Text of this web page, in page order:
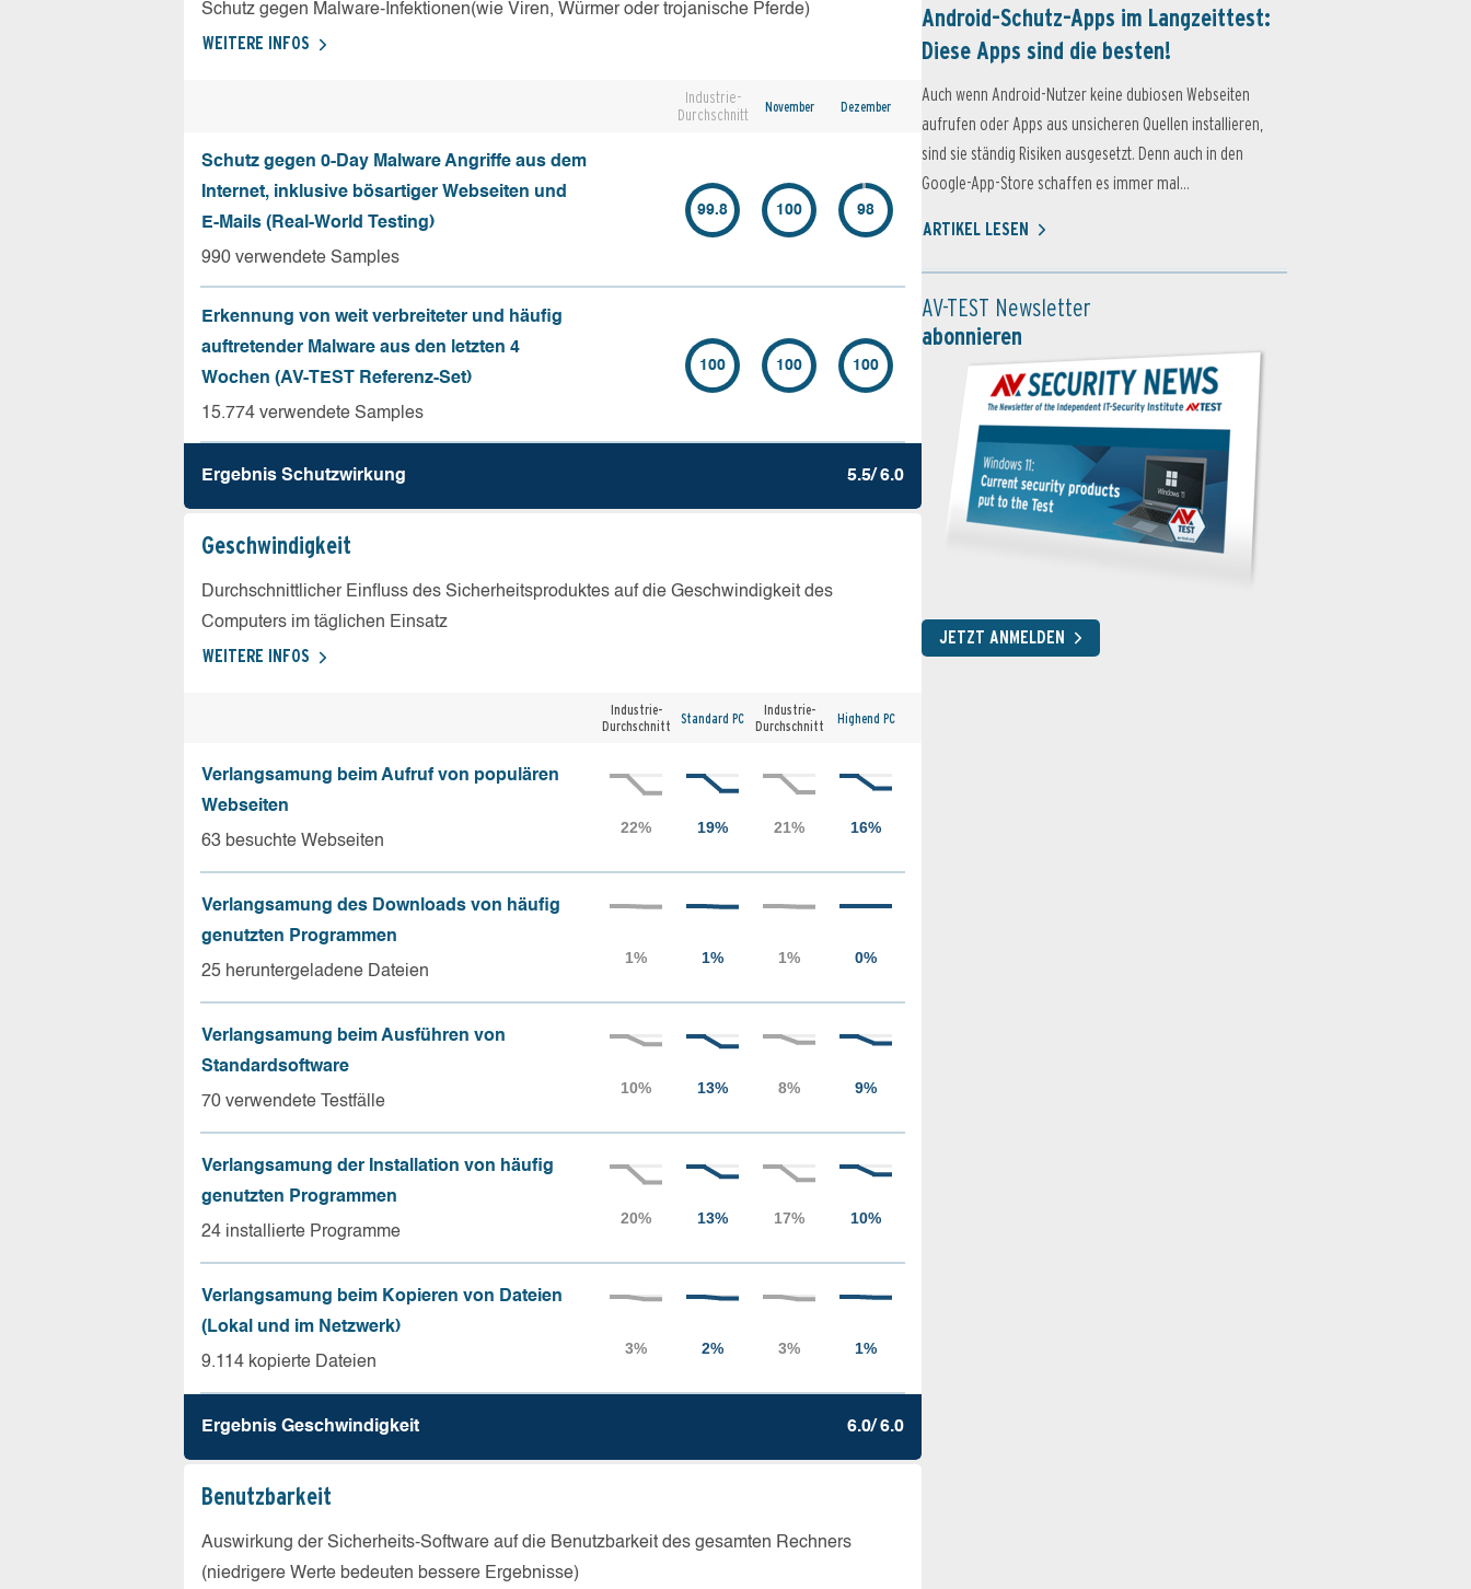
Schutz gegen Malware-Infektionen(wie Viren, Würmer oder trojanische Pferde)
WEITERE INFOS
Industrie-
Durchschnitt
November Dezember
Schutz gegen 0-Day Malware Angriffe aus dem
Internet, inklusive bösartiger Webseiten und
E-Mails (Real-World Testing)
990 verwendete Samples
99.8 100 98
Erkennung von weit verbreiteter und häufig
auftretender Malware aus den letzten 4
Wochen (AV-TEST Referenz-Set)
15.774 verwendete Samples
100 100 100
Ergebnis Schutz­wirkung 5.5/ 6.0
Geschw­indigkeit
Durchschnittlicher Einfluss des Sicherheitsproduktes auf die Geschwindigkeit des
Computers im täglichen Einsatz
WEITERE INFOS
Industrie-
Durchschnitt
Standard PC
Industrie-
Durchschnitt
Highend PC
Verlangsamung beim Aufruf von populären
Webseiten
63 besuchte Webseiten
Verlangsamung des Downloads von häufig
genutzten Programmen
25 heruntergeladene Dateien
Verlangsamung beim Ausführen von
Standardsoftware
70 verwendete Testfälle
Verlangsamung der Installation von häufig
genutzten Programmen
24 installierte Programme
Verlangsamung beim Kopieren von Dateien
(Lokal und im Netzwerk)
9.114 kopierte Dateien
Ergebnis Geschw­indigkeit 6.0/ 6.0
Benutz­barkeit
Auswirkung der Sicherheits-Software auf die Benutzbarkeit des gesamten Rechners
(niedrigere Werte bedeuten bessere Ergebnisse)
Android-Schutz-Apps im Langzeittest:
Diese Apps sind die besten!
Auch wenn Android-Nutzer keine dubiosen Webseiten
aufrufen oder Apps aus unsicheren Quellen installieren,
sind sie ständig Risiken ausgesetzt. Denn auch in den
Google-App-Store schaffen es immer mal...
ARTIKEL LESEN
AV-TEST Newsletter
abonnieren
JETZT ANMELDEN